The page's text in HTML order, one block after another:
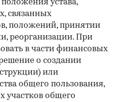
устава,
связанных
положений, принятии
реорганизации. При
в части финансовых
о создании
или
общего пользования,
участков общего